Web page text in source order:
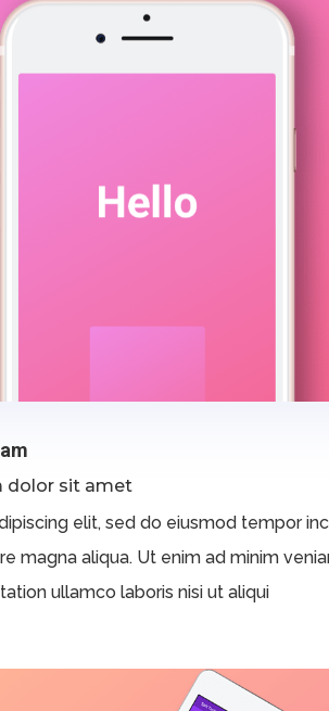
dolor sit amet
elit, sed do eiusmod tempor
magna aliqua. Ut enim ad minim
ullamco laboris nisi ut aliqui